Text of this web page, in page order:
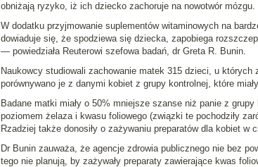
obniżają ryzyko, iż ich dziecko zachoruje na nowotwór mózgu.
W dodatku przyjmowanie suplementów witaminowych na
dowiaduje się, że spodziewa się dziecka, zapobiega
— powiedziała Reuterowi szefowa badań, dr Greta R. Bunin.
Naukowcy studiowali zachowanie matek 315 dzieci, u
porównywano je z danymi kobiet z grupy kontrolnej, które
Badane matki miały o 50% mniejsze szanse niż panie z
poziomem żelaza i kwasu foliowego (związki te pochodziły
Rzadziej także donosiły o zażywaniu preparatów dla kobiet w
Dr Bunin zauważa, że agencje zdrowia publicznego nie bez
tego nie planują, by zażywały preparaty zawierające kwas